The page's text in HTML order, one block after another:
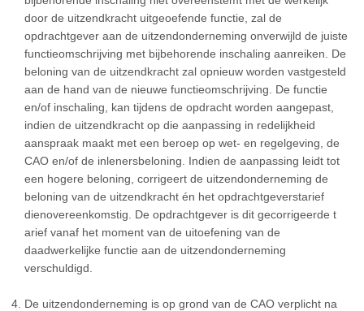
door de uitzendkracht uitgeoefende functie, zal de
opdrachtgever aan de uitzendonderneming onverwijld de juiste
functieomschrijving met bijbehorende inschaling aanreiken. De
beloning van de uitzendkracht zal opnieuw worden vastgesteld
aan de hand van de nieuwe functieomschrijving. De functie
en/of inschaling, kan tijdens de opdracht worden aangepast,
indien de uitzendkracht op die aanpassing in redelijkheid
aanspraak maakt met een beroep op wet- en regelgeving, de
CAO en/of de inlenersbeloning. Indien de aanpassing leidt tot
een hogere beloning, corrigeert de uitzendonderneming de
beloning van de uitzendkracht én het opdrachtgeverstarief
dienovereenkomstig. De opdrachtgever is dit gecorrigeerde t
arief vanaf het moment van de uitoefening van de
daadwerkelijke functie aan de uitzendonderneming
verschuldigd.
De uitzendonderneming is op grond van de CAO verplicht na